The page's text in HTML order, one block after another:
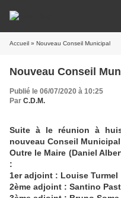
Accueil » Nouveau Conseil Municipal
Nouveau Conseil
Publié le 06/07/2020 à 10:25
Par C.D.M.
Suite à le réunion à
nouveau Conseil
Outre le Maire (Daniel
:
1er adjoint : Louise Turmel
2ème adjoint : Santino